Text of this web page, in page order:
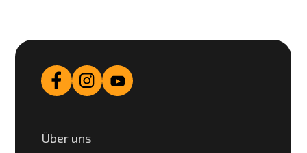
Über uns